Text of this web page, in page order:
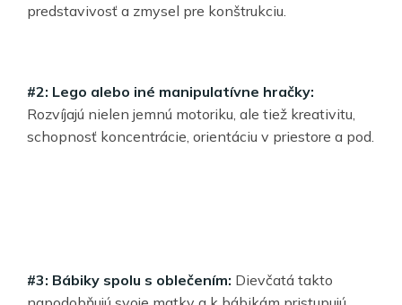
predstavivosť a zmysel pre konštrukciu.
#2: Lego alebo iné manipulatívne hračky:
Rozvíjajú nielen jemnú motoriku, ale tiež kreativitu,
schopnosť koncentrácie, orientáciu v priestore a pod.
#3: Bábiky spolu s oblečením: Dievčatá takto